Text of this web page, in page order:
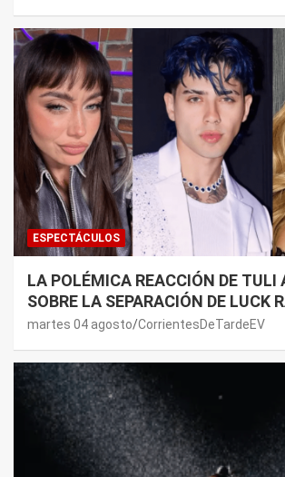
ESPECTÁCULOS
LA POLÉMICA REACCIÓN DE TULI
SOBRE LA SEPARACIÓN DE LUCK
JOAQUI: “¿MI VERDAD?”
martes 04 agosto CorrientesDeTardeEV